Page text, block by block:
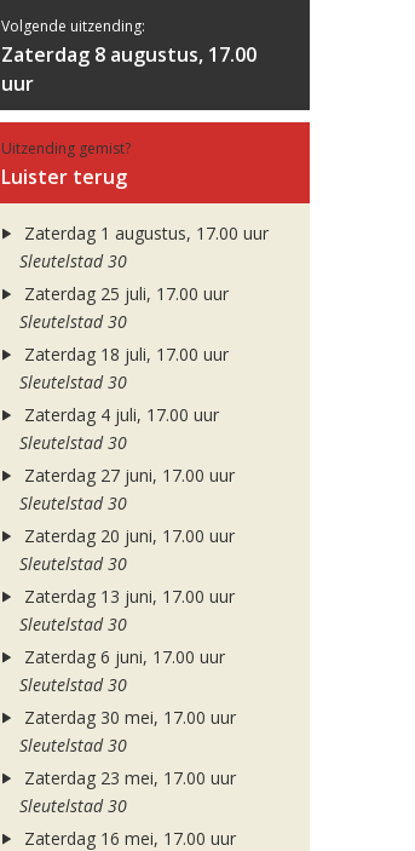
Volgende uitzending:
Zaterdag 8 augustus, 17.00
uur
Uitzending gemist?
Luister terug
Zaterdag 1 augustus, 17.00 uur
Sleutelstad 30
Zaterdag 25 juli, 17.00 uur
Sleutelstad 30
Zaterdag 18 juli, 17.00 uur
Sleutelstad 30
Zaterdag 4 juli, 17.00 uur
Sleutelstad 30
Zaterdag 27 juni, 17.00 uur
Sleutelstad 30
Zaterdag 20 juni, 17.00 uur
Sleutelstad 30
Zaterdag 13 juni, 17.00 uur
Sleutelstad 30
Zaterdag 6 juni, 17.00 uur
Sleutelstad 30
Zaterdag 30 mei, 17.00 uur
Sleutelstad 30
Zaterdag 23 mei, 17.00 uur
Sleutelstad 30
Zaterdag 16 mei, 17.00 uur